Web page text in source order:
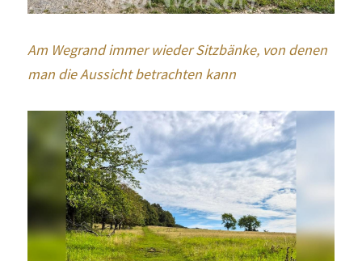
Am Wegrand immer wieder Sitzbänke, von denen
man die Aussicht betrachten kann